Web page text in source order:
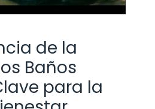
de la
Baños
para la